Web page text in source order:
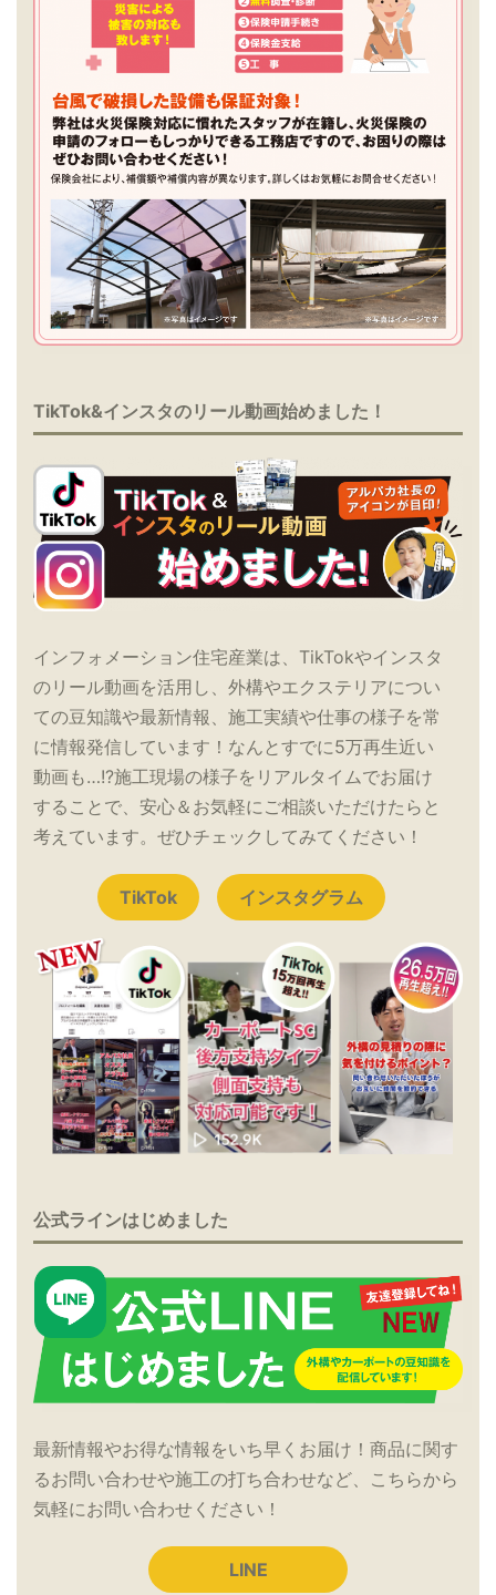
TikTok&インスタのリール動画始めました！
インフォメーション住宅産業は、TikTokやインスタ
のリール動画を活用し、外構やエクステリアについ
ての豆知識や最新情報、施工実績や仕事の様子を常
に情報発信しています！なんとすでに5万再生近い
動画も…!?施工現場の様子をリアルタイムでお届け
することで、安心＆お気軽にご相談いただけたらと
考えています。ぜひチェックしてみてください！
TikTok インスタグラム
公式ラインはじめました
最新情報やお得な情報をいち早くお届け！商品に関す
るお問い合わせや施工の打ち合わせなど、こちらから
気軽にお問い合わせください！
LINE